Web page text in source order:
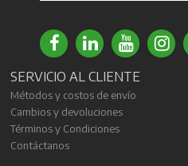
SERVICIO AL CLIENTE
Métodos y costos de envío
Cambios y devoluciones
Términos y Condiciones
Contáctanos